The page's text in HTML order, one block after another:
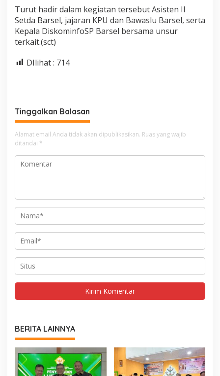
Turut hadir dalam kegiatan tersebut Asisten II
Setda Barsel, jajaran KPU dan Bawaslu Barsel, serta
Kepala DiskominfoSP Barsel bersama unsur
terkait.(sct)
DIlihat : 714
Tinggalkan Balasan
Alamat email Anda tidak akan dipublikasikan. Ruas yang wajib
ditandai *
BERITA LAINNYA